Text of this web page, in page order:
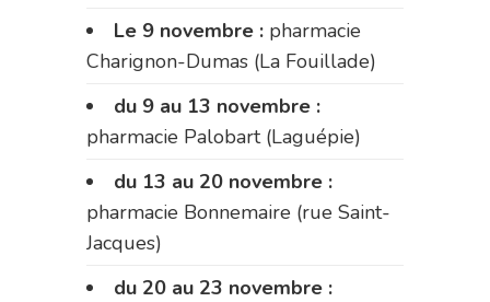
Le 9 novembre : pharmacie
Charignon-Dumas (La Fouillade)
du 9 au 13 novembre :
pharmacie Palobart (Laguépie)
du 13 au 20 novembre :
pharmacie Bonnemaire (rue Saint-
Jacques)
du 20 au 23 novembre :